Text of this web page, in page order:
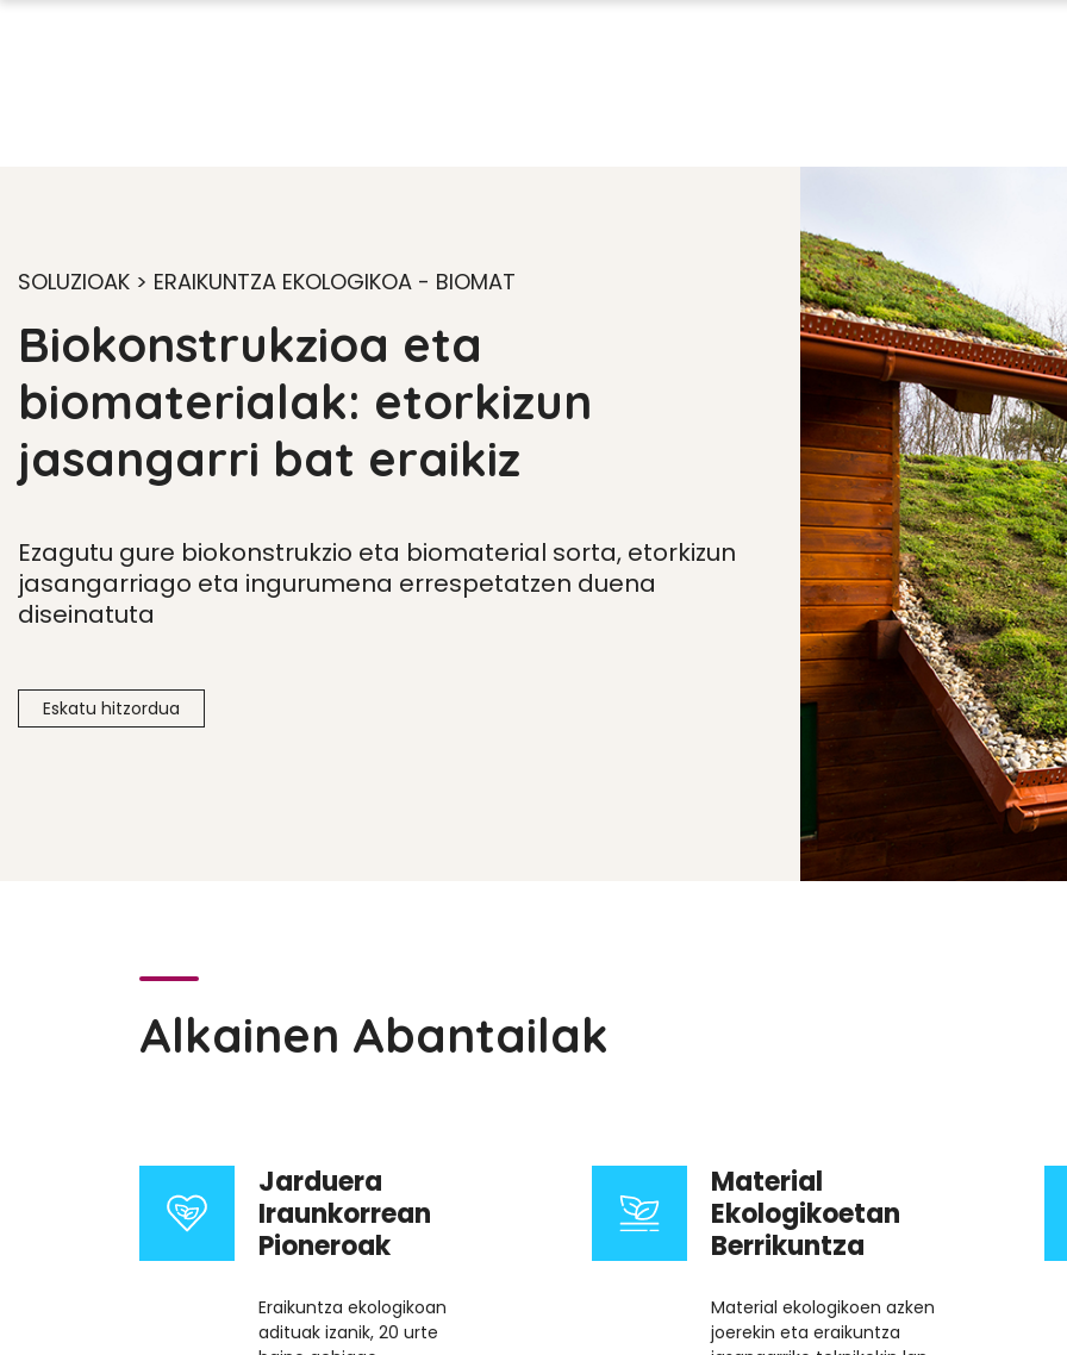
Zurgintza
Iturgintza
Lan eta segurtasun arropa
Eraikuntza materialak
Eraikuntza ekologikoa - Biomat
Eraikuntza berritzailea
SOLUZIOAK > ERAIKUNTZA EKOLOGIKOA - BIOMAT
Biokonstrukzioa eta
biomaterialak: etorkizun
jasangarri bat eraikiz
Ezagutu gure biokonstrukzio eta biomaterial sorta, etorkizun
jasangarriago eta ingurumena errespetatzen duena
diseinatuta
Eskatu hitzordua
Alkainen Abantailak
Jarduera
Iraunkorrean
Pioneroak
Eraikuntza ekologikoan
adituak izanik, 20 urte
Material
Ekologikoetan
Berrikuntza
Material ekologikoen azken
joerekin eta eraikuntza